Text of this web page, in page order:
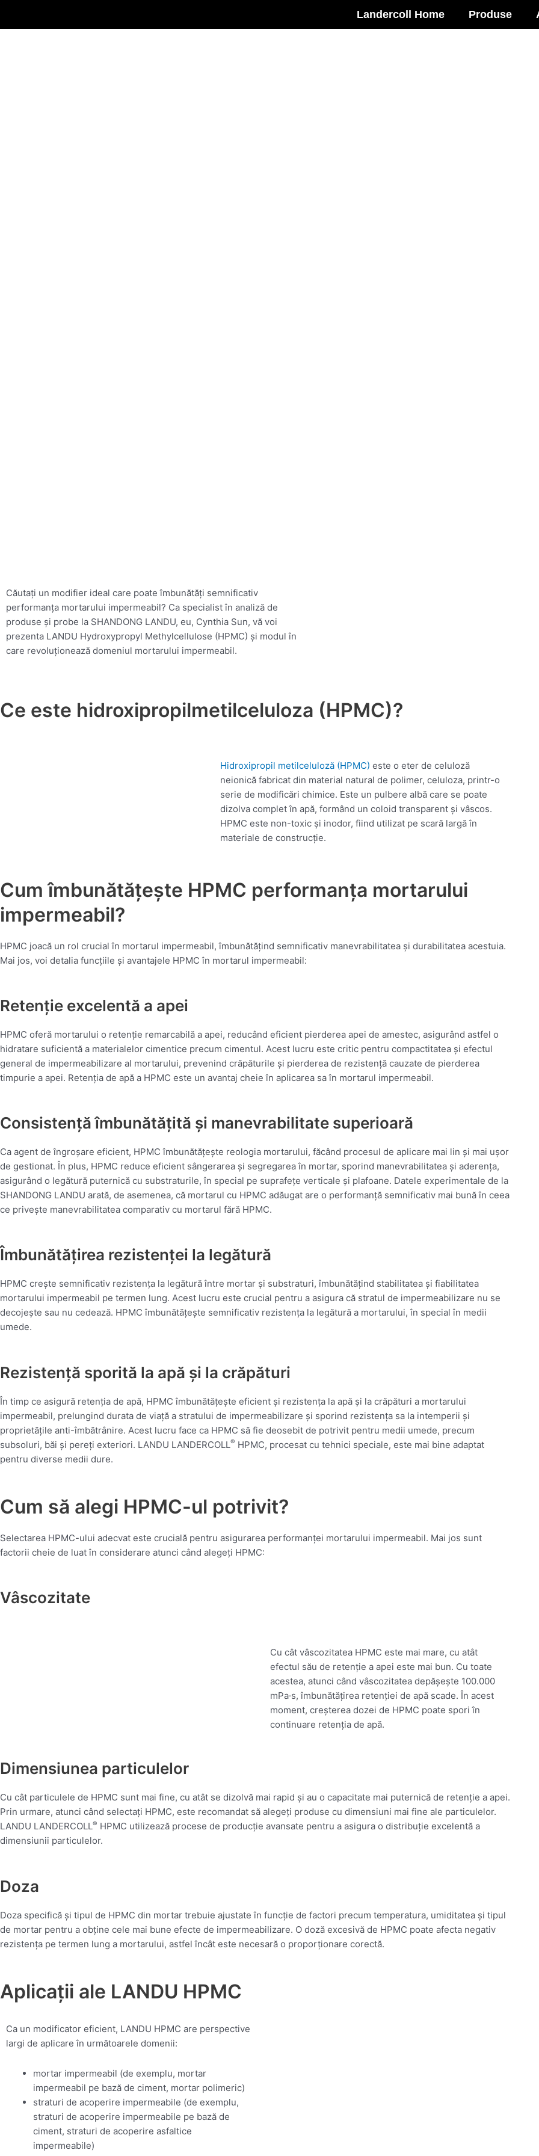
Landercoll Home Produse
Căutați un modifier ideal care poate îmbunătăți semnificativ
performanța mortarului impermeabil? Ca specialist în analiză de
produse și probe la SHANDONG LANDU, eu, Cynthia Sun, vă voi
prezenta LANDU Hydroxypropyl Methylcellulose (HPMC) și modul în
care revoluționează domeniul mortarului impermeabil.
Ce este hidroxipropilmetilceluloza (HPMC)?
Hidroxipropil metilceluloză (HPMC) este o eter de celuloză
neionică fabricat din material natural de polimer, celuloza, printr-o
serie de modificări chimice. Este un pulbere albă care se poate
dizolva complet în apă, formând un coloid transparent și vâscos.
HPMC este non-toxic și inodor, fiind utilizat pe scară largă în
materiale de construcție.
Cum îmbunătățește HPMC performanța mortarului
impermeabil?
HPMC joacă un rol crucial în mortarul impermeabil, îmbunătățind semnificativ manevrabilitatea și durabilitatea acestuia.
Mai jos, voi detalia funcțiile și avantajele HPMC în mortarul impermeabil:
Retenție excelentă a apei
HPMC oferă mortarului o retenție remarcabilă a apei, reducând eficient pierderea apei de amestec, asigurând astfel o
hidratare suficientă a materialelor cimentice precum cimentul. Acest lucru este critic pentru compactitatea și efectul
general de impermeabilizare al mortarului, prevenind crăpăturile și pierderea de rezistență cauzate de pierderea
timpurie a apei. Retenția de apă a HPMC este un avantaj cheie în aplicarea sa în mortarul impermeabil.
Consistență îmbunătățită și manevrabilitate superioară
Ca agent de îngroșare eficient, HPMC îmbunătățește reologia mortarului, făcând procesul de aplicare mai lin și mai ușor
de gestionat. În plus, HPMC reduce eficient sângerarea și segregarea în mortar, sporind manevrabilitatea și aderența,
asigurând o legătură puternică cu substraturile, în special pe suprafețe verticale și plafoane. Datele experimentale de la
SHANDONG LANDU arată, de asemenea, că mortarul cu HPMC adăugat are o performanță semnificativ mai bună în ceea
ce privește manevrabilitatea comparativ cu mortarul fără HPMC.
Îmbunătățirea rezistenței la legătură
HPMC crește semnificativ rezistența la legătură între mortar și substraturi, îmbunătățind stabilitatea și fiabilitatea
mortarului impermeabil pe termen lung. Acest lucru este crucial pentru a asigura că stratul de impermeabilizare nu se
decojește sau nu cedează. HPMC îmbunătățește semnificativ rezistența la legătură a mortarului, în special în medii
umede.
Rezistență sporită la apă și la crăpături
În timp ce asigură retenția de apă, HPMC îmbunătățește eficient și rezistența la apă și la crăpături a mortarului
impermeabil, prelungind durata de viață a stratului de impermeabilizare și sporind rezistența sa la intemperii și
proprietățile anti-îmbătrânire. Acest lucru face ca HPMC să fie deosebit de potrivit pentru medii umede, precum
subsoluri, băi și pereți exteriori. LANDU LANDERCOLL® HPMC, procesat cu tehnici speciale, este mai bine adaptat
pentru diverse medii dure.
Cum să alegi HPMC-ul potrivit?
Selectarea HPMC-ului adecvat este crucială pentru asigurarea performanței mortarului impermeabil. Mai jos sunt
factorii cheie de luat în considerare atunci când alegeți HPMC:
Vâscozitate
Cu cât vâscozitatea HPMC este mai mare, cu atât
efectul său de retenție a apei este mai bun. Cu toate
acestea, atunci când vâscozitatea depășește 100.000
mPa·s, îmbunătățirea retenției de apă scade. În acest
moment, creșterea dozei de HPMC poate spori în
continuare retenția de apă.
Dimensiunea particulelor
Cu cât particulele de HPMC sunt mai fine, cu atât se dizolvă mai rapid și au o capacitate mai puternică de retenție a apei.
Prin urmare, atunci când selectați HPMC, este recomandat să alegeți produse cu dimensiuni mai fine ale particulelor.
LANDU LANDERCOLL® HPMC utilizează procese de producție avansate pentru a asigura o distribuție excelentă a
dimensiunii particulelor.
Doza
Doza specifică și tipul de HPMC din mortar trebuie ajustate în funcție de factori precum temperatura, umiditatea și tipul
de mortar pentru a obține cele mai bune efecte de impermeabilizare. O doză excesivă de HPMC poate afecta negativ
rezistența pe termen lung a mortarului, astfel încât este necesară o proporționare corectă.
Aplicații ale LANDU HPMC
Ca un modificator eficient, LANDU HPMC are perspective
largi de aplicare în următoarele domenii:
mortar impermeabil (de exemplu, mortar
impermeabil pe bază de ciment, mortar polimeric)
straturi de acoperire impermeabile (de exemplu,
straturi de acoperire impermeabile pe bază de
ciment, straturi de acoperire asfaltice
impermeabile)